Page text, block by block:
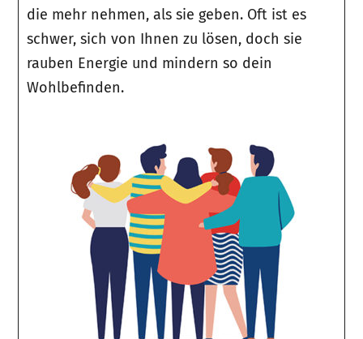
die mehr nehmen, als sie geben. Oft ist es
schwer, sich von Ihnen zu lösen, doch sie
rauben Energie und mindern so dein
Wohlbefinden.